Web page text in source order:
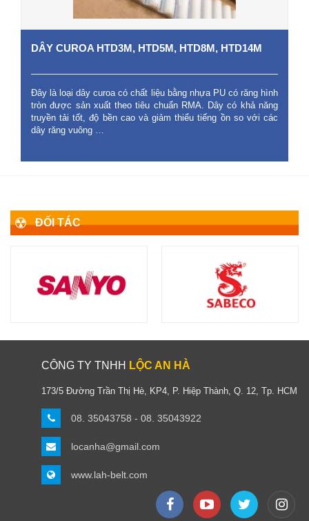
DÂY CUROA HTD3M, HTD5M, HTD8M, HTD14M
Đây là loại dây curoa có chất liệu bằng nhựa PU có răng hình
tròn được sản xuất theo tiêu chuẩn RMA. Dây có khả năng
truyền tải tốt, độ bền cao và giảm thiểu tiếng ồn so với các
dây răng vuông …
ĐỐI TÁC
CÔNG TY TNHH LỘC AN HÀ
173/5 Đường Trần Thị Hè, KP4, P. Hiệp Thành, Q. 12, Tp. HCM
08. 35043758 - 08. 35043922
locanha@gmail.com
www.lah-belt.com